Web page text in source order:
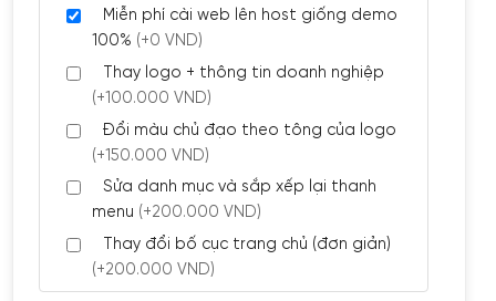
Miễn phí cài web lên host giống demo
100% (+0 VND)
Thay logo + thông tin doanh nghiệp
(+100.000 VND)
Đổi màu chủ đạo theo tông của logo
(+150.000 VND)
Sửa danh mục và sắp xếp lại thanh
menu (+200.000 VND)
Thay đổi bố cục trang chủ (đơn giản)
(+200.000 VND)